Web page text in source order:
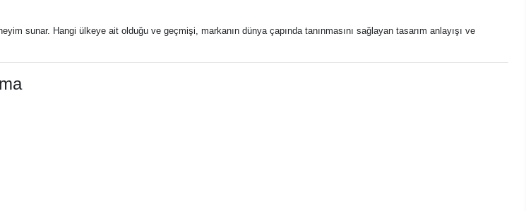
sunar. Hangi ülkeye ait olduğu ve geçmişi, markanın dünya çapında tanınmasını sağlayan tasarım anlayışı ve